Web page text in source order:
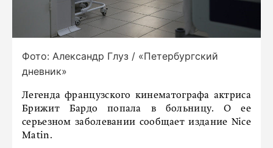
Фото: Александр Глуз / «Петербургский
дневник»
Легенда французского кинематографа актриса
Брижит Бардо попала в больницу. О ее
серьезном заболевании сообщает издание Nice
Matin.